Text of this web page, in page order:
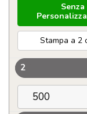
Senza
Stampa a 2
2